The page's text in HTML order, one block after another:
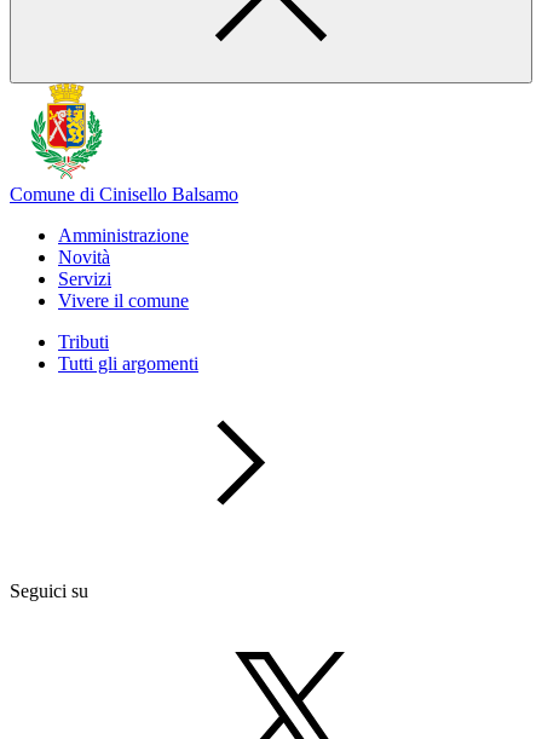
Comune di Cinisello Balsamo
Amministrazione
Novità
Servizi
Vivere il comune
Tributi
Tutti gli argomenti
Seguici su